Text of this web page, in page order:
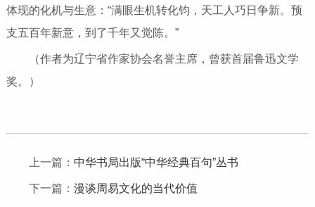
体现的化机与生意：“满眼生机转化钧，天工人巧日争新。预
支五百年新意，到了千年又觉陈。”
（作者为辽宁省作家协会名誉主席，曾获首届鲁迅文学
奖。）
上一篇： 中华书局出版“中华经典百句”丛书
下一篇： 漫谈周易文化的当代价值